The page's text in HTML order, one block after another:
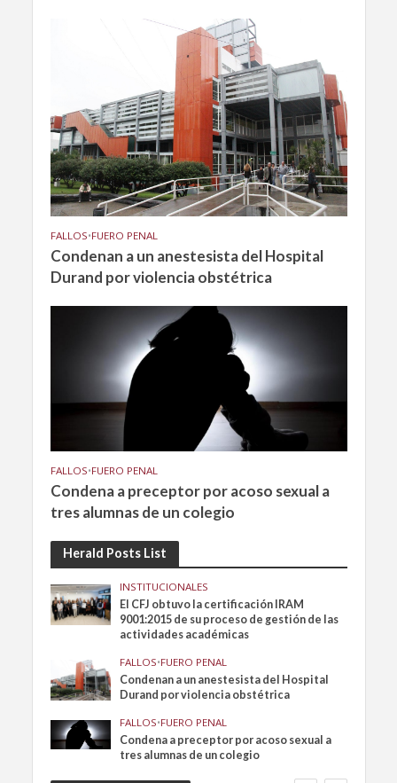
FALLOS•FUERO PENAL
Condenan a un anestesista del Hospital
Durand por violencia obstétrica
FALLOS•FUERO PENAL
Condena a preceptor por acoso sexual a
tres alumnas de un colegio
Herald Posts List
INSTITUCIONALES
El CFJ obtuvo la certificación IRAM
9001:2015 de su proceso de gestión de las
actividades académicas
FALLOS•FUERO PENAL
Condenan a un anestesista del Hospital
Durand por violencia obstétrica
FALLOS•FUERO PENAL
Condena a preceptor por acoso sexual a
tres alumnas de un colegio